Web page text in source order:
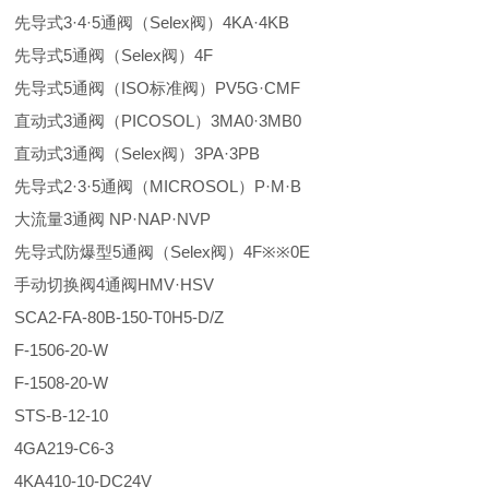
先导式3·4·5通阀（Selex阀）4KA·4KB
先导式5通阀（Selex阀）4F
先导式5通阀（ISO标准阀）PV5G·CMF
直动式3通阀（PICOSOL）3MA0·3MB0
直动式3通阀（Selex阀）3PA·3PB
先导式2·3·5通阀（MICROSOL）P·M·B
大流量3通阀 NP·NAP·NVP
先导式防爆型5通阀（Selex阀）4F※※0E
手动切换阀4通阀HMV·HSV
SCA2-FA-80B-150-T0H5-D/Z
F-1506-20-W
F-1508-20-W
STS-B-12-10
4GA219-C6-3
4KA410-10-DC24V